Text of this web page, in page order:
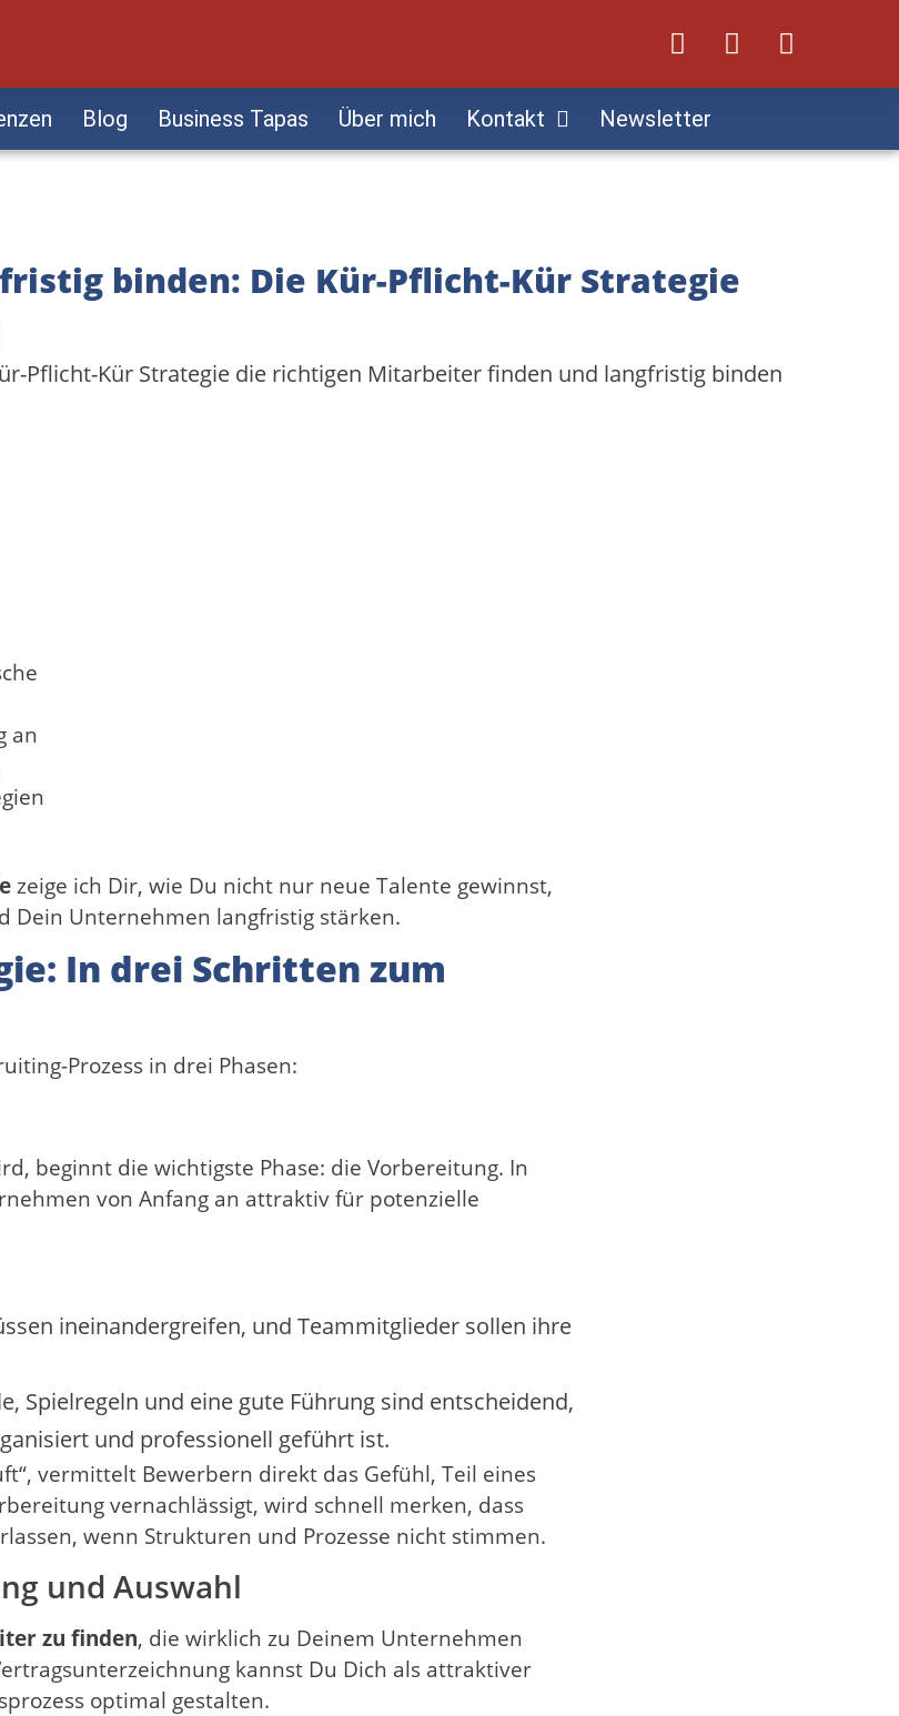
Blog Business Tapas Über mich Kontakt Newsletter
binden: Die Kür-Pflicht-Kür Strategie
Pflicht-Kür Strategie die richtigen Mitarbeiter finden und langfristig binden
an
zeige ich Dir, wie Du nicht nur neue Talente gewinnst,
Dein Unternehmen langfristig stärken.
In drei Schritten zum
Prozess in drei Phasen:
beginnt die wichtigste Phase: die Vorbereitung. In
von Anfang an attraktiv für potenzielle
ineinandergreifen, und Teammitglieder sollen ihre
Spielregeln und eine gute Führung sind entscheidend,
und professionell geführt ist.
vermittelt Bewerbern direkt das Gefühl, Teil eines
vernachlässigt, wird schnell merken, dass
wenn Strukturen und Prozesse nicht stimmen.
und Auswahl
zu finden, die wirklich zu Deinem Unternehmen
kannst Du Dich als attraktiver
optimal gestalten.